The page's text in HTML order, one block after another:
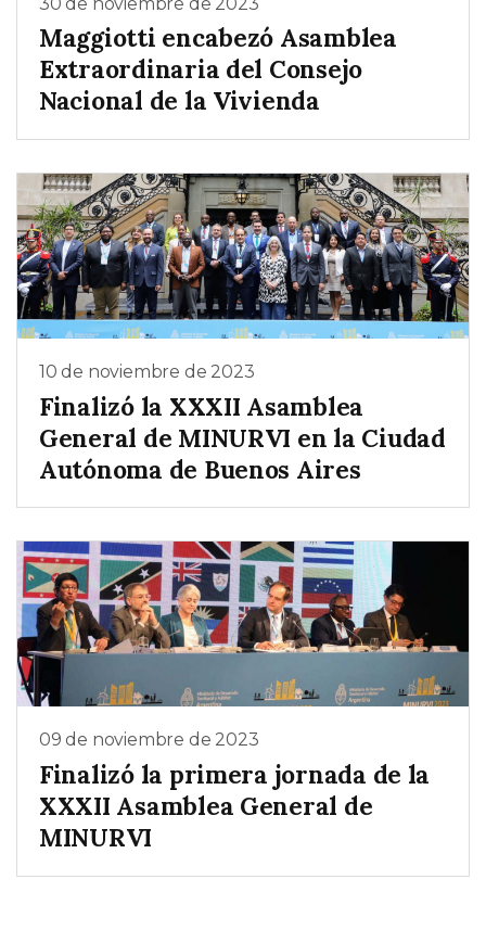
Maggiotti encabezó Asamblea
Extraordinaria del Consejo
Nacional de la Vivienda
10 de noviembre de 2023
Finalizó la XXXII Asamblea
General de MINURVI en la Ciudad
Autónoma de Buenos Aires
09 de noviembre de 2023
Finalizó la primera jornada de la
XXXII Asamblea General de
MINURVI